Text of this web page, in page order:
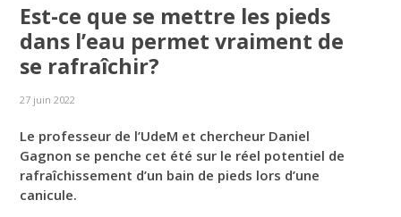
Est-ce que se mettre les pieds
dans l’eau permet vraiment de
se rafraîchir?
27 juin 2022
Le professeur de l’UdeM et chercheur Daniel
Gagnon se penche cet été sur le réel potentiel de
rafraîchissement d’un bain de pieds lors d’une
canicule.